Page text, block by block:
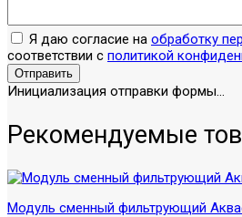
Я даю согласие на обработку
соответствии с политикой
Отправить
Инициализация отправки формы...
Рекомендуемые
Модуль сменный фильтрующий